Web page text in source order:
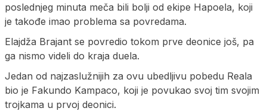
poslednjeg minuta meča bili bolji od ekipe Hapoela, koji
je takođe imao problema sa povredama.
Elajdža Brajant se povredio tokom prve deonice još, pa
ga nismo videli do kraja duela.
Jedan od najzaslužnijih za ovu ubedljivu pobedu Reala
bio je Fakundo Kampaco, koji je povukao svoj tim svojim
trojkama u prvoj deonici.